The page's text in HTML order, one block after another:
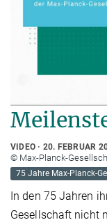
VIDEO 20. FEBRUAR
© Max-Planck-
75 Jahre Max-Planck-
In den 75 Jahren
Gesellschaft nicht